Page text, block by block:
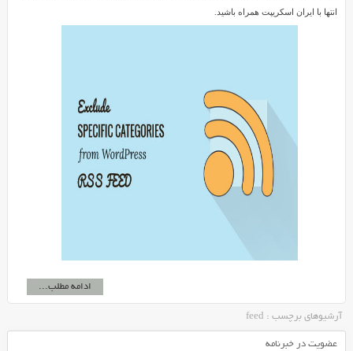
انتها با ایران اسکریپت همراه باشید.
ادامه مطلب...
آرشیوهای برچسب : feed
عضویت در خبرنامه